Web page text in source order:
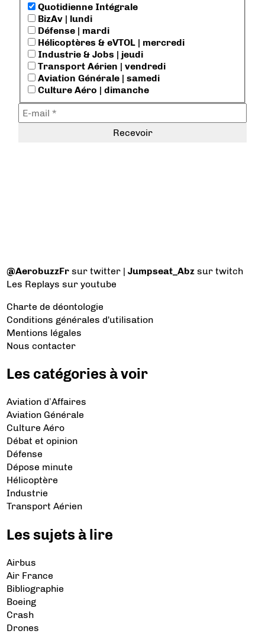
Quotidienne Intégrale
BizAv | lundi
Défense | mardi
Hélicoptères & eVTOL | mercredi
Industrie & Jobs | jeudi
Transport Aérien | vendredi
Aviation Générale | samedi
Culture Aéro | dimanche
@AerobuzzFr sur twitter |Jumpseat_Abz sur twitch
Les Replays sur youtube
Charte de déontologie
Conditions générales d'utilisation
Mentions légales
Nous contacter
Les catégories à voir
Aviation d’Affaires
Aviation Générale
Culture Aéro
Débat et opinion
Défense
Dépose minute
Hélicoptère
Industrie
Transport Aérien
Les sujets à lire
Airbus
Air France
Bibliographie
Boeing
Crash
Drones